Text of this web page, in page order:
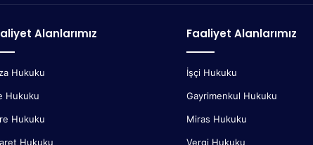
Alanlarımız
Hukuku
Hukuku
Hukuku
Hukuku
Faaliyet Alanlarımız
İşçi Hukuku
Gayrimenkul Hukuku
Miras Hukuku
Vergi Hukuku